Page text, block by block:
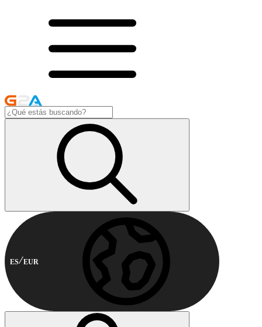
ES EUR